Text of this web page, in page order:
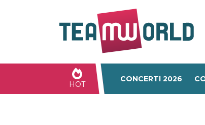
HOT
CONCERTI 2026